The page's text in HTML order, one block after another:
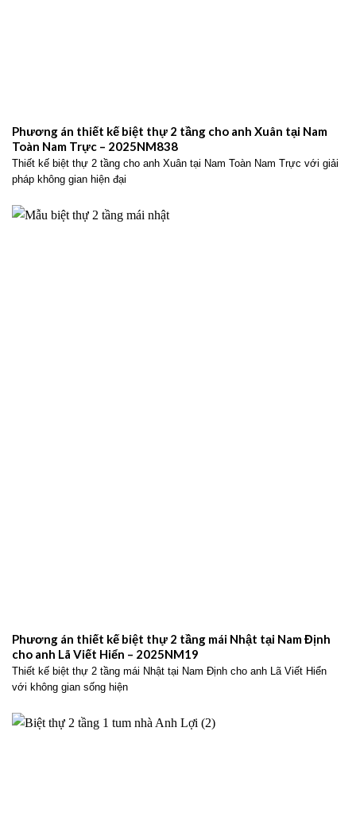
Phương án thiết kế biệt thự 2 tầng cho anh Xuân tại Nam
Toàn Nam Trực – 2025NM838
Thiết kế biệt thự 2 tầng cho anh Xuân tại Nam Toàn Nam Trực với giải
pháp không gian hiện đại
Phương án thiết kế biệt thự 2 tầng mái Nhật tại Nam Định
cho anh Lã Viết Hiển – 2025NM19
Thiết kế biệt thự 2 tầng mái Nhật tại Nam Định cho anh Lã Viết Hiển
với không gian sống hiện